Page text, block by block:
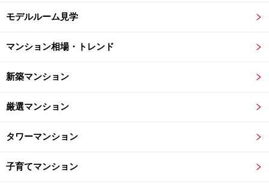
モデルルーム見学
マンション相場・トレンド
新築マンション
厳選マンション
タワーマンション
子育てマンション